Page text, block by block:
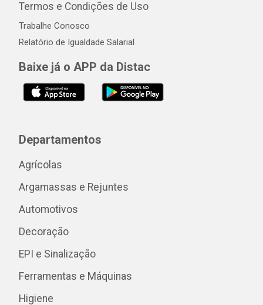
Termos e Condições de Uso
Trabalhe Conosco
Relatório de Igualdade Salarial
Baixe já o APP da Distac
Departamentos
Agrícolas
Argamassas e Rejuntes
Automotivos
Decoração
EPI e Sinalização
Ferramentas e Máquinas
Higiene